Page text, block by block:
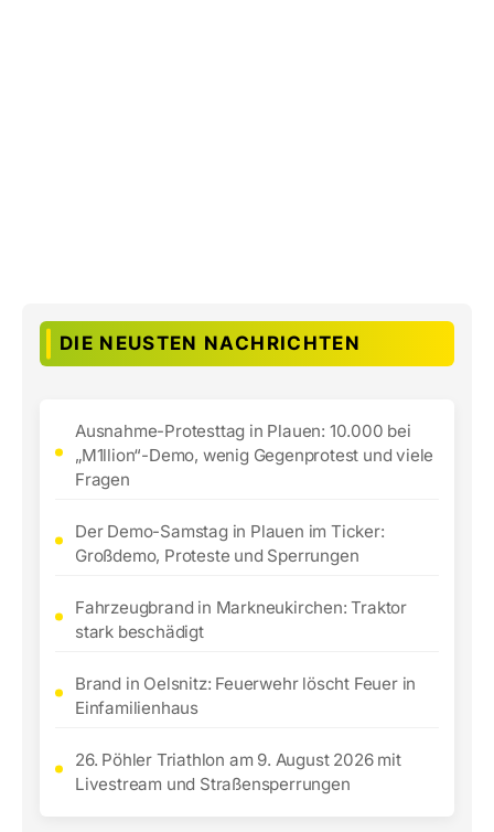
DIE NEUSTEN NACHRICHTEN
Ausnahme-Protesttag in Plauen: 10.000 bei
„M1llion“-Demo, wenig Gegenprotest und viele
Fragen
Der Demo-Samstag in Plauen im Ticker:
Großdemo, Proteste und Sperrungen
Fahrzeugbrand in Markneukirchen: Traktor
stark beschädigt
Brand in Oelsnitz: Feuerwehr löscht Feuer in
Einfamilienhaus
26. Pöhler Triathlon am 9. August 2026 mit
Livestream und Straßensperrungen